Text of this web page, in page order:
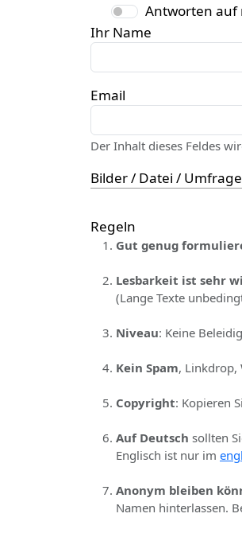
Antworten auf
Ihr Name
Email
Der Inhalt dieses Feldes
Bilder / Datei /
Regeln
Gut genug
Lesbarkeit ist sehr
(Lange Texte
Niveau: Keine
Kein Spam, Linkdrop,
Copyright: Kopieren
Auf Deutsch sollten
Englisch ist nur im
Anonym bleiben
Namen hinterlassen.